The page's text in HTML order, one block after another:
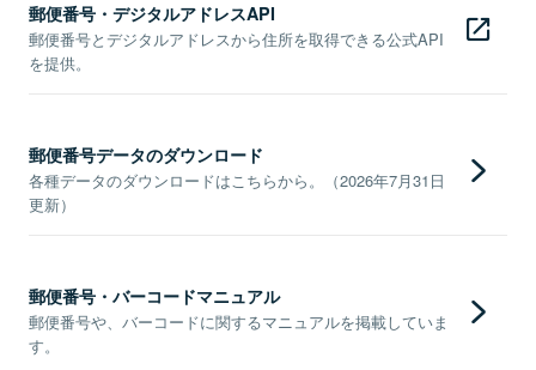
郵便番号・デジタルアドレスAPI
郵便番号とデジタルアドレスから住所を取得できる公式API
を提供。
郵便番号データのダウンロード
各種データのダウンロードはこちらから。（2026年7月31日
更新）
郵便番号・バーコードマニュアル
郵便番号や、バーコードに関するマニュアルを掲載していま
す。